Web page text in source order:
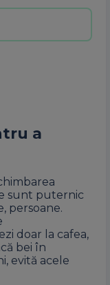
a
sunt puternic
persoane.
doar la cafea,
bei în
evită acele